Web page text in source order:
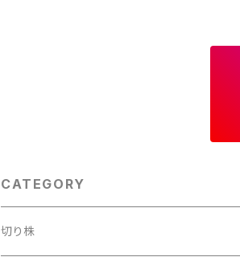
CATEGORY
切り株